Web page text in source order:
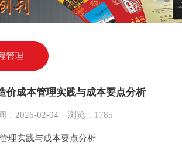
管理
价成本管理实践与成本要点分析
：2026-02-04 浏览：1785
理实践与成本要点分析